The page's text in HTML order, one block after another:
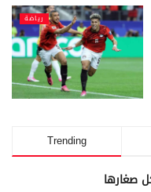
رياضة
Trending